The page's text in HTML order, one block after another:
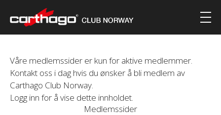
Våre medlemssider er kun for aktive medlemmer.
Kontakt oss i dag hvis du ønsker å bli medlem av
Carthago Club Norway.
Logg inn for å vise dette innholdet.
Medlemssider